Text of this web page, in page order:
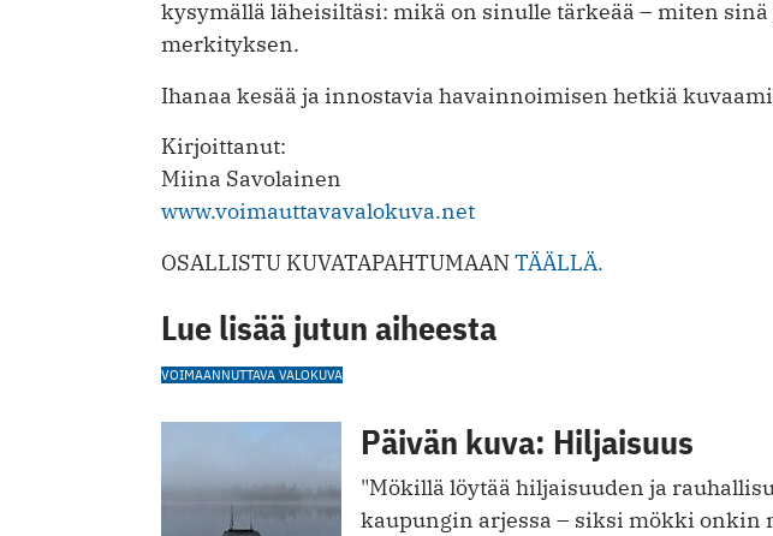
kysymällä läheisiltäsi: mikä on sinulle tärkeää – miten
merkityksen.
Ihanaa kesää ja innostavia havainnoimisen hetkiä
Kirjoittanut:
Miina Savolainen
www.voimauttavavalokuva.net
OSALLISTU KUVATAPAHTUMAANTÄÄLLÄ.
Lue lisää jutun aiheesta
VOIMAANNUTTAVA VALOKUVA
Päivän kuva: Hiljaisuus
"Mökillä löytää hiljaisuuden ja
kaupungin arjessa – siksi mökki